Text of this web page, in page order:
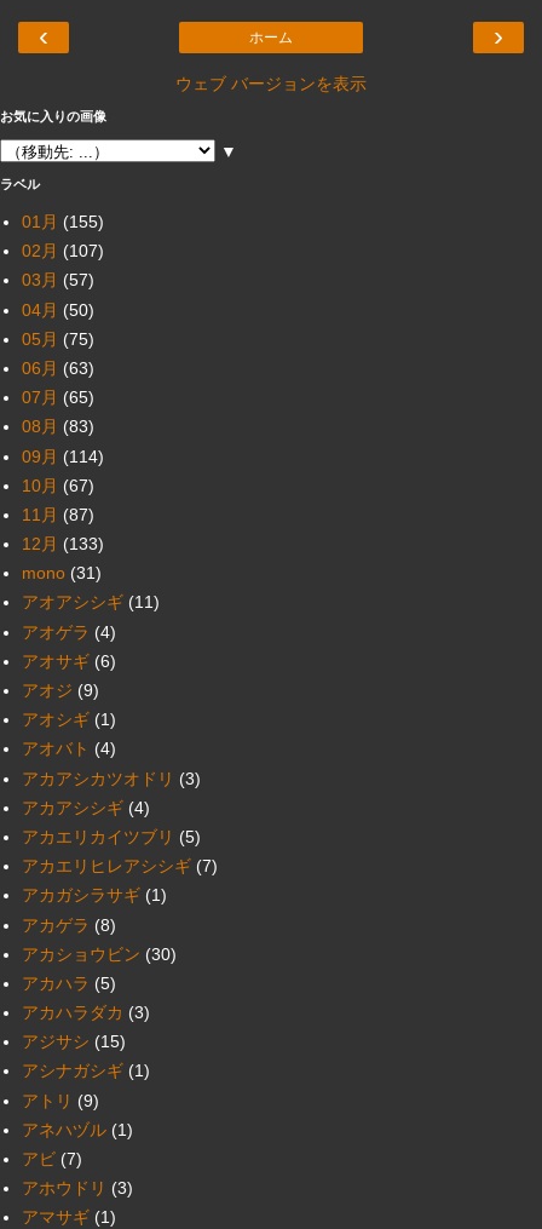
‹ ›
ホーム
ウェブ バージョンを表示
お気に入りの画像
▼
ラベル
01月 (155)
02月 (107)
03月 (57)
04月 (50)
05月 (75)
06月 (63)
07月 (65)
08月 (83)
09月 (114)
10月 (67)
11月 (87)
12月 (133)
mono (31)
アオアシシギ (11)
アオゲラ (4)
アオサギ (6)
アオジ (9)
アオシギ (1)
アオバト (4)
アカアシカツオドリ (3)
アカアシシギ (4)
アカエリカイツブリ (5)
アカエリヒレアシシギ (7)
アカガシラサギ (1)
アカゲラ (8)
アカショウビン (30)
アカハラ (5)
アカハラダカ (3)
アジサシ (15)
アシナガシギ (1)
アトリ (9)
アネハヅル (1)
アビ (7)
アホウドリ (3)
アマサギ (1)